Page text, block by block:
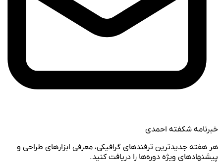
خبرنامه شکفته احمدی
هر هفته جدیدترین ترفندهای گرافیکی، معرفی ابزارهای طراحی و
پیشنهادهای ویژه دوره‌ها را دریافت کنید.